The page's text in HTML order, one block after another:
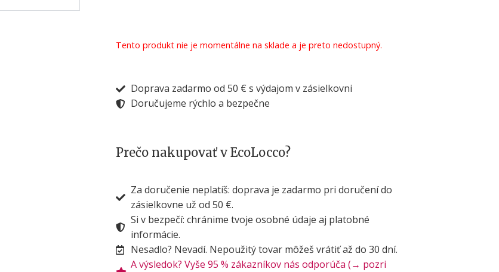
Tento produkt nie je momentálne na sklade a je preto nedostupný.
Doprava zadarmo od 50 € s výdajom v zásielkovni
Doručujeme rýchlo a bezpečne
Prečo nakupovať v EcoLocco?
Za doručenie neplatíš: doprava je zadarmo pri doručení do
zásielkovne už od 50 €.
Si v bezpečí: chránime tvoje osobné údaje aj platobné
informácie.
Nesadlo? Nevadí. Nepoužitý tovar môžeš vrátiť až do 30 dní.
A výsledok? Vyše 95 % zákazníkov nás odporúča (→ pozri